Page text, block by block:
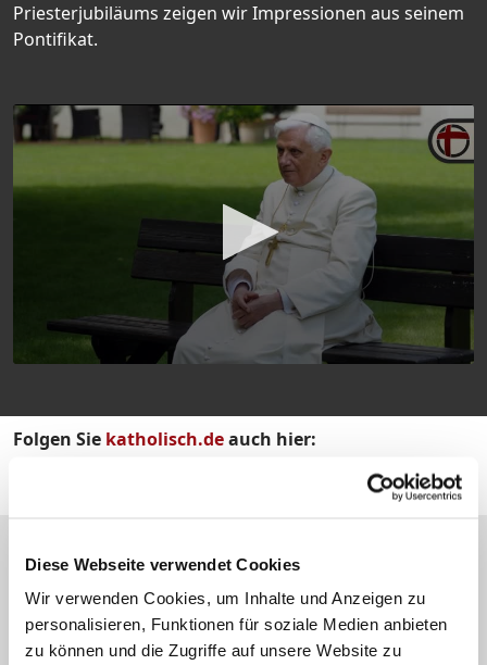
Diese Webseite verwendet Cookies
Wir verwenden Cookies, um Inhalte und Anzeigen zu
personalisieren, Funktionen für soziale Medien anbieten
zu können und die Zugriffe auf unsere Website zu
Priesterjubiläums zeigen wir Impressionen aus seinem
Pontifikat.
Folgen Sie katholisch.deauch hier:
katholisch.de-Netzwerk